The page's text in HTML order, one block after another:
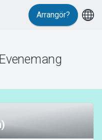
Arrangör?
Evenemang